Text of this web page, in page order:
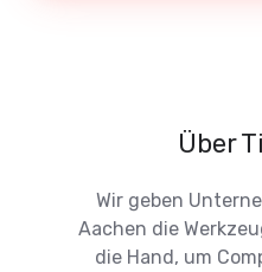
Über
Wir geben
Aachen die
die Hand, um